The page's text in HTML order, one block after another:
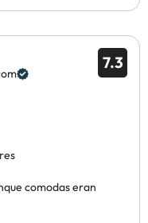
7.3
comodas eran